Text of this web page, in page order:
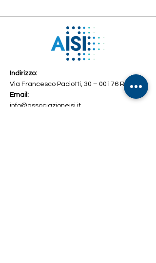
Indirizzo:
Via Francesco Paciotti, 30 – 00176 Roma
Email:
info@associazioneisi.it